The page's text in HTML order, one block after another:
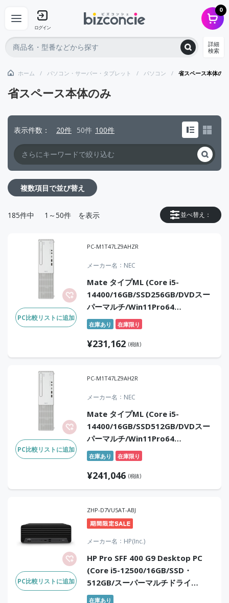
ログイン
0
詳細
検索
ホーム パソコン・サーバー・タブレット パソコン 省スペース本体のみ
省スペース本体のみ
表示件数 20件 50件 100件
複数項目で並び替え
並べ替え：
185件中 1～50件 を表示
PC比較リストに追加
PC-M1T47LZ9AHZR
メーカー名 NEC
Mate タイプML (Core i5-
14400/16GB/SSD256GB/DVDスー
パーマルチ/Win11Pro64
25H2/Office Home & Business
2024 デジタルアタッチ版)
在庫あり 在庫限り
¥231,162 (税抜)
PC比較リストに追加
PC-M1T47LZ9AH2R
メーカー名 NEC
Mate タイプML (Core i5-
14400/16GB/SSD512GB/DVDスー
パーマルチ/Win11Pro64
25H2/Office Home & Business
2024 デジタルアタッチ版)
在庫あり 在庫限り
¥241,046 (税抜)
PC比較リストに追加
ZHP-D7VU5AT-ABJ
メーカー名 HP(Inc.)
HP Pro SFF 400 G9 Desktop PC
(Core i5-12500/16GB/SSD・
512GB/スーパーマルチドライ
ブ/Win11Pro/Office Home &
在庫あり